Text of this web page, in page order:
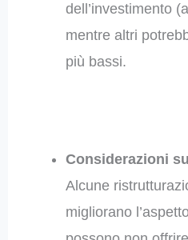
dell’investimento
mentre altri
più bassi.
Considerazioni
Alcune
migliorano